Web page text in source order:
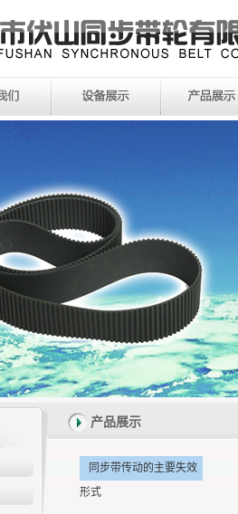
产品展示
同步带传动的主要失效
形式